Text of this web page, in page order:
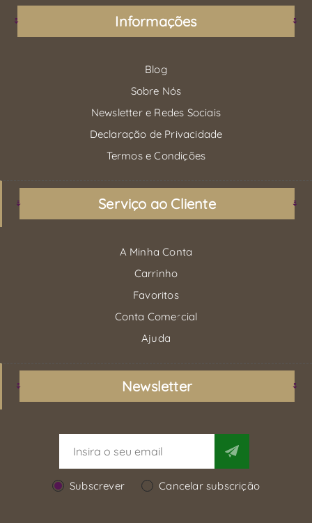
Informações
Blog
Sobre Nós
Newsletter e Redes Sociais
Declaração de Privacidade
Termos e Condições
Serviço ao Cliente
A Minha Conta
Carrinho
Favoritos
Conta Comercial
Ajuda
Newsletter
Subscrever Cancelar subscrição